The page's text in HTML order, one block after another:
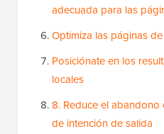
adecuada para las
Optimiza las páginas
Posiciónate en los
locales
8. Reduce el
de intención de salida